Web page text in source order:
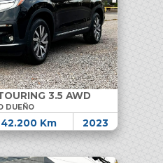
3.5 AWD
DUEÑO
42.200 Km 2023